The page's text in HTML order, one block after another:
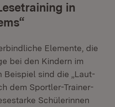
in
Elemente, die
bei den Kindern im
Beispiel sind die „Laut-
dem Sportler-Trainer-
Schülerinnen